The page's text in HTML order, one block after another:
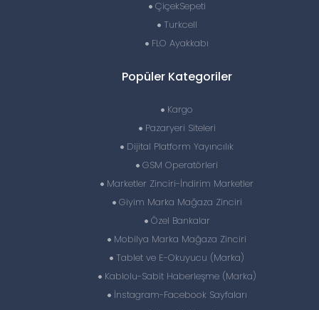
ÇiçekSepeti
Turkcell
FLO Ayakkabı
Popüler Kategoriler
Kargo
Pazaryeri Siteleri
Dijital Platform Yayıncılık
GSM Operatörleri
Marketler Zinciri-İndirim Marketler
Giyim Marka Mağaza Zinciri
Özel Bankalar
Mobilya Marka Mağaza Zinciri
Tablet ve E-Okuyucu (Marka)
Kablolu-Sabit Haberleşme (Marka)
İnstagram-Facebook Sayfaları